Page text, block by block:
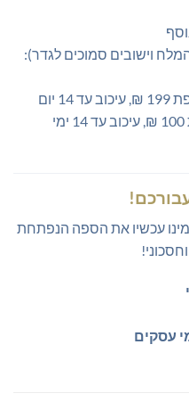
וישובים סמוכים לגדר):
יום
: תוספת 100 ₪, עיכוב עד 14 ימי
עכשיו את הספה הנפתחת